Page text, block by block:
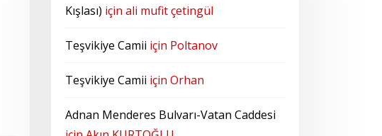
Kışlası) için ali mufit çetingül
Teşvikiye Camii için Poltanov
Teşvikiye Camii için Orhan
Adnan Menderes Bulvarı-Vatan Caddesi